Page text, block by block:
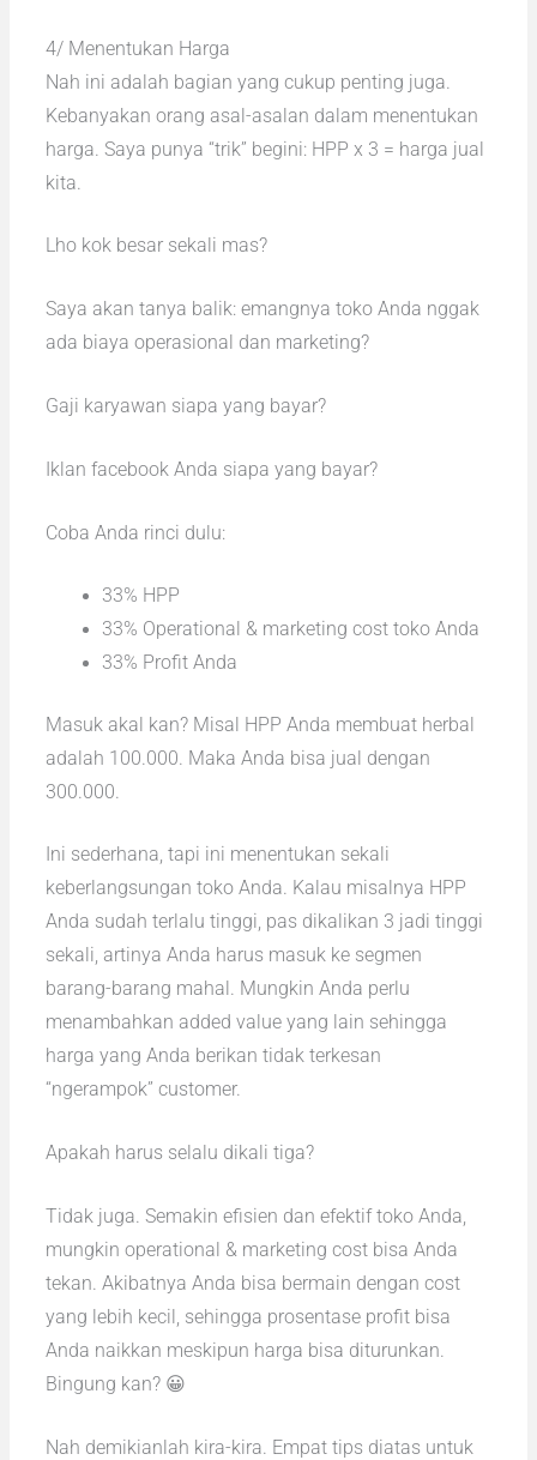
4/ Menentukan Harga
Nah ini adalah bagian yang cukup penting juga.
Kebanyakan orang asal-asalan dalam menentukan
harga. Saya punya “trik” begini: HPP x 3 = harga jual
kita.
Lho kok besar sekali mas?
Saya akan tanya balik: emangnya toko Anda nggak
ada biaya operasional dan marketing?
Gaji karyawan siapa yang bayar?
Iklan facebook Anda siapa yang bayar?
Coba Anda rinci dulu:
33% HPP
33% Operational & marketing cost toko Anda
33% Profit Anda
Masuk akal kan? Misal HPP Anda membuat herbal
adalah 100.000. Maka Anda bisa jual dengan
300.000.
Ini sederhana, tapi ini menentukan sekali
keberlangsungan toko Anda. Kalau misalnya HPP
Anda sudah terlalu tinggi, pas dikalikan 3 jadi tinggi
sekali, artinya Anda harus masuk ke segmen
barang-barang mahal. Mungkin Anda perlu
menambahkan added value yang lain sehingga
harga yang Anda berikan tidak terkesan
“ngerampok” customer.
Apakah harus selalu dikali tiga?
Tidak juga. Semakin efisien dan efektif toko Anda,
mungkin operational & marketing cost bisa Anda
tekan. Akibatnya Anda bisa bermain dengan cost
yang lebih kecil, sehingga prosentase profit bisa
Anda naikkan meskipun harga bisa diturunkan.
Bingung kan? 😀
Nah demikianlah kira-kira. Empat tips diatas untuk